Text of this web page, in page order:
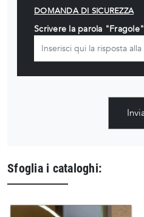
DOMANDA DI SICUREZZA
Scrivere la parola
Sfoglia i cataloghi: